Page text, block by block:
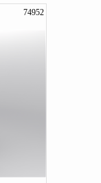
74952